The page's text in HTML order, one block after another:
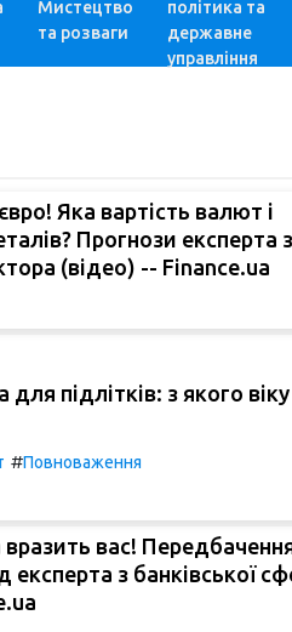
Мистецтво
та розваги
політика та
державне
управління
Яка вартість валют і
Прогнози експерта з
(відео) -- Finance.ua
підлітків: з якого
#Повноваження
вразить вас!
експерта з банківської